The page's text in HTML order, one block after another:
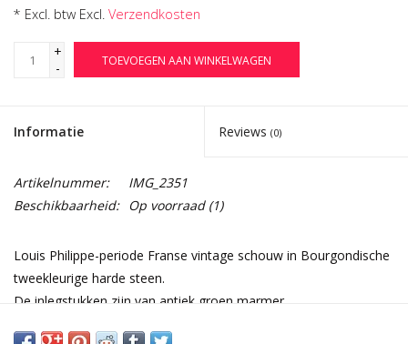
* Excl. btw Excl. Verzendkosten
+
-
TOEVOEGEN AAN WINKELWAGEN
Informatie Reviews (0)
Artikelnummer:
IMG_2351
Beschikbaarheid: Op voorraad(1)
Louis Philippe-periode Franse vintage schouw in Bourgondische
tweekleurige harde steen.
De inlegstukken zijn van antiek groen marmer.